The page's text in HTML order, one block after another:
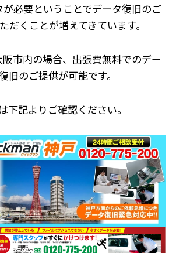
必要ということでデータ復旧のご
だくことが増えてきています。
市内の場合、出張費無料でのデー
旧のご提供が可能です。
下記よりご確認ください。